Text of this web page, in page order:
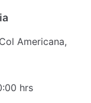
Americana,
hrs